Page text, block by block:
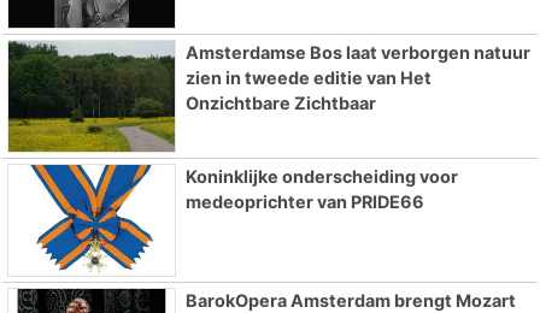
Amsterdamse Bos laat verborgen natuur
zien in tweede editie van Het
Onzichtbare Zichtbaar
Koninklijke onderscheiding voor
medeoprichter van PRIDE66
BarokOpera Amsterdam brengt Mozart